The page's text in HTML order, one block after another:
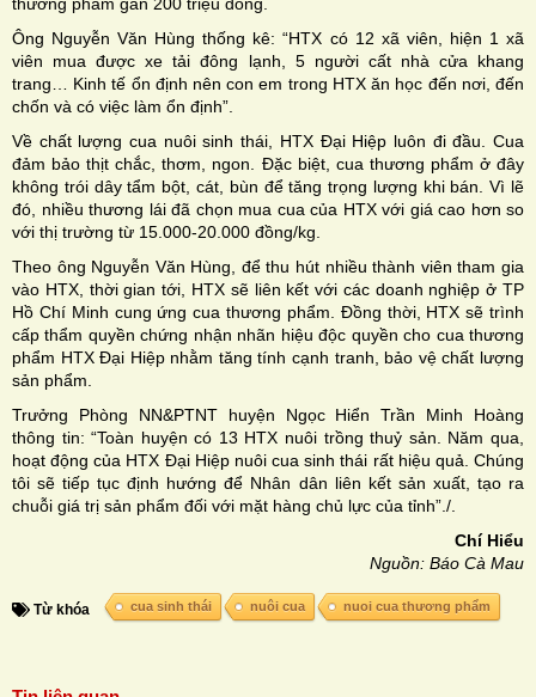
Ông Nguyễn Văn Hùng thống kê: “HTX có 12 xã viên, hiện 1 xã
viên mua được xe tải đông lạnh, 5 người cất nhà cửa khang
trang… Kinh tế ổn định nên con em trong HTX ăn học đến nơi, đến
chốn và có việc làm ổn định”.
Về chất lượng cua nuôi sinh thái, HTX Đại Hiệp luôn đi đầu. Cua
đảm bảo thịt chắc, thơm, ngon. Đặc biệt, cua thương phẩm ở đây
không trói dây tẩm bột, cát, bùn để tăng trọng lượng khi bán. Vì lẽ
đó, nhiều thương lái đã chọn mua cua của HTX với giá cao hơn so
với thị trường từ 15.000-20.000 đồng/kg.
Theo ông Nguyễn Văn Hùng, để thu hút nhiều thành viên tham gia
vào HTX, thời gian tới, HTX sẽ liên kết với các doanh nghiệp ở TP
Hồ Chí Minh cung ứng cua thương phẩm. Đồng thời, HTX sẽ trình
cấp thẩm quyền chứng nhận nhãn hiệu độc quyền cho cua thương
phẩm HTX Đại Hiệp nhằm tăng tính cạnh tranh, bảo vệ chất lượng
sản phẩm.
Trưởng Phòng NN&PTNT huyện Ngọc Hiển Trần Minh Hoàng
thông tin: “Toàn huyện có 13 HTX nuôi trồng thuỷ sản. Năm qua,
hoạt động của HTX Đại Hiệp nuôi cua sinh thái rất hiệu quả. Chúng
tôi sẽ tiếp tục định hướng để Nhân dân liên kết sản xuất, tạo ra
chuỗi giá trị sản phẩm đối với mặt hàng chủ lực của tỉnh”./.
Chí Hiểu
Nguồn: Báo Cà Mau
Từ khóa cua sinh thái nuôi cua nuoi cua thương phẩm